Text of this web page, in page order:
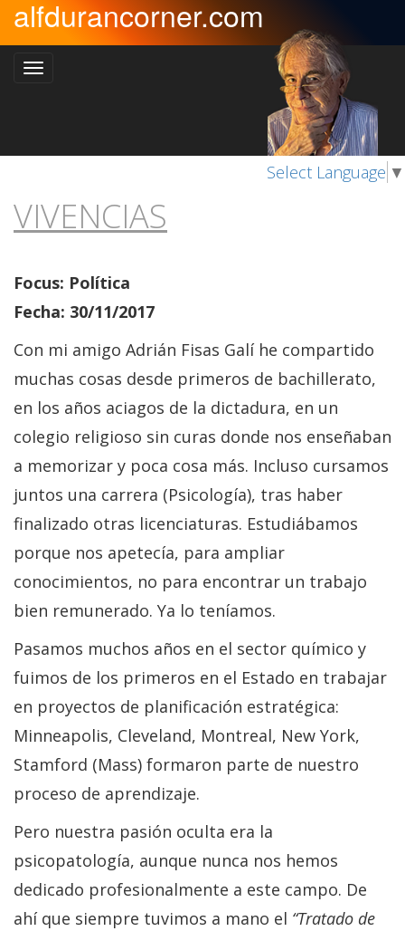
alfdurancorner.com
Select Language ▼
VIVENCIAS
Focus: Política
Fecha: 30/11/2017
Con mi amigo Adrián Fisas Galí he compartido
muchas cosas desde primeros de bachillerato,
en los años aciagos de la dictadura, en un
colegio religioso sin curas donde nos enseñaban
a memorizar y poca cosa más. Incluso cursamos
juntos una carrera (Psicología), tras haber
finalizado otras licenciaturas. Estudiábamos
porque nos apetecía, para ampliar
conocimientos, no para encontrar un trabajo
bien remunerado. Ya lo teníamos.
Pasamos muchos años en el sector químico y
fuimos de los primeros en el Estado en trabajar
en proyectos de planificación estratégica:
Minneapolis, Cleveland, Montreal, New York,
Stamford (Mass) formaron parte de nuestro
proceso de aprendizaje.
Pero nuestra pasión oculta era la
psicopatología, aunque nunca nos hemos
dedicado profesionalmente a este campo. De
ahí que siempre tuvimos a mano el “Tratado de